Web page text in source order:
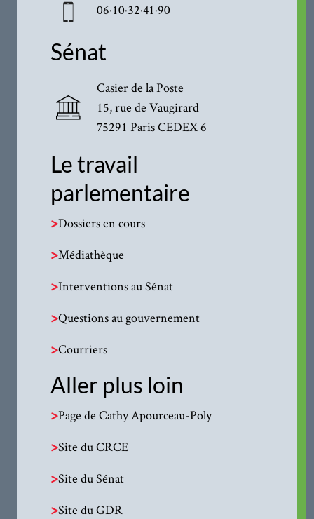
06·10·32·41·90
Sénat
Casier de la Poste
15, rue de Vaugirard
75291 Paris CEDEX 6
Le travail
parlementaire
>Dossiers en cours
>Médiathèque
>Interventions au Sénat
>Questions au gouvernement
>Courriers
Aller plus loin
>Page de Cathy Apourceau-Poly
>Site du CRCE
>Site du Sénat
>Site du GDR